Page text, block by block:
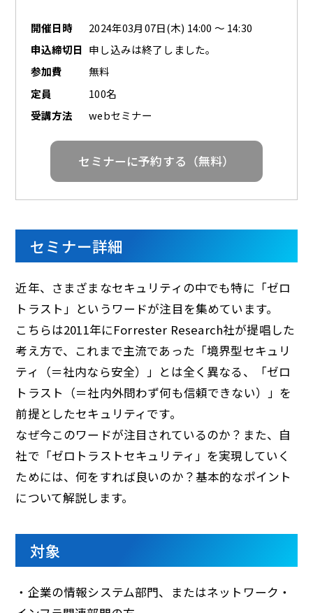
開催日時
2024年03月07日(木) 14:00 ～ 14:30
申込締切日 申し込みは終了しました。
参加費
無料
定員
100名
受講方法
webセミナー
セミナーに予約する（無料）
セミナー詳細
近年、さまざまなセキュリティの中でも特に「ゼロ
トラスト」というワードが注目を集めています。
こちらは2011年にForrester Research社が提唱した
考え方で、これまで主流であった「境界型セキュリ
ティ（＝社内なら安全）」とは全く異なる、「ゼロ
トラスト（＝社内外問わず何も信頼できない）」を
前提としたセキュリティです。
なぜ今このワードが注目されているのか？また、自
社で「ゼロトラストセキュリティ」を実現していく
ためには、何をすれば良いのか？基本的なポイント
について解説します。
対象
・企業の情報システム部門、またはネットワーク・